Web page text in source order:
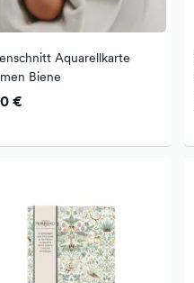
Aquarellkarte
Biene
€